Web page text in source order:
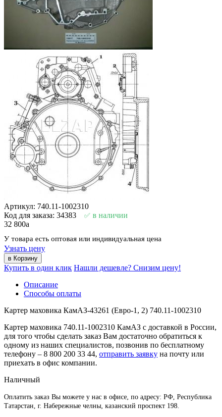
Артикул: 740.11-1002310
Код для заказа: 34383
в наличии
32 800a
У товара есть оптовая или индивидуальная цена
Узнать цену
Купить в один клик Нашли дешевле? Снизим цену!
Описание
Способы оплаты
Картер маховика КамАЗ-43261 (Евро-1, 2) 740.11-1002310
Картер маховика 740.11-1002310 КамАЗ с доставкой в России,
для того чтобы сделать заказ Вам достаточно обратиться к
одному из наших специалистов, позвонив по бесплатному
телефону – 8 800 200 33 44, отправить заявку на почту или
приехать в офис компании.
Наличный
Оплатить заказ Вы можете у нас в офисе, по адресу: РФ, Республика
Татарстан, г. Набережные челны, казанский проспект 198.